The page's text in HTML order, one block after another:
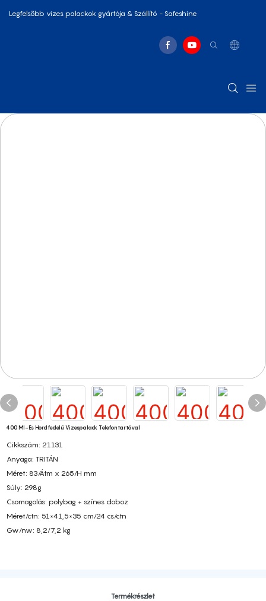
Legfelsõbb vizes palackok gyártója & Szállító - Safeshine
400 Ml-Es Hordfedelű Vizespalack Telefontartóval
Cikkszám: 21131
Anyaga: TRITÁN
Méret: 83/Átm x 265/H mm
Súly: 298g
Csomagolás: polybag + színes doboz
Méret/ctn: 51×41,5×35 cm/24 cs/ctn
Gw/nw: 8,2/7,2 kg
Termékrészlet